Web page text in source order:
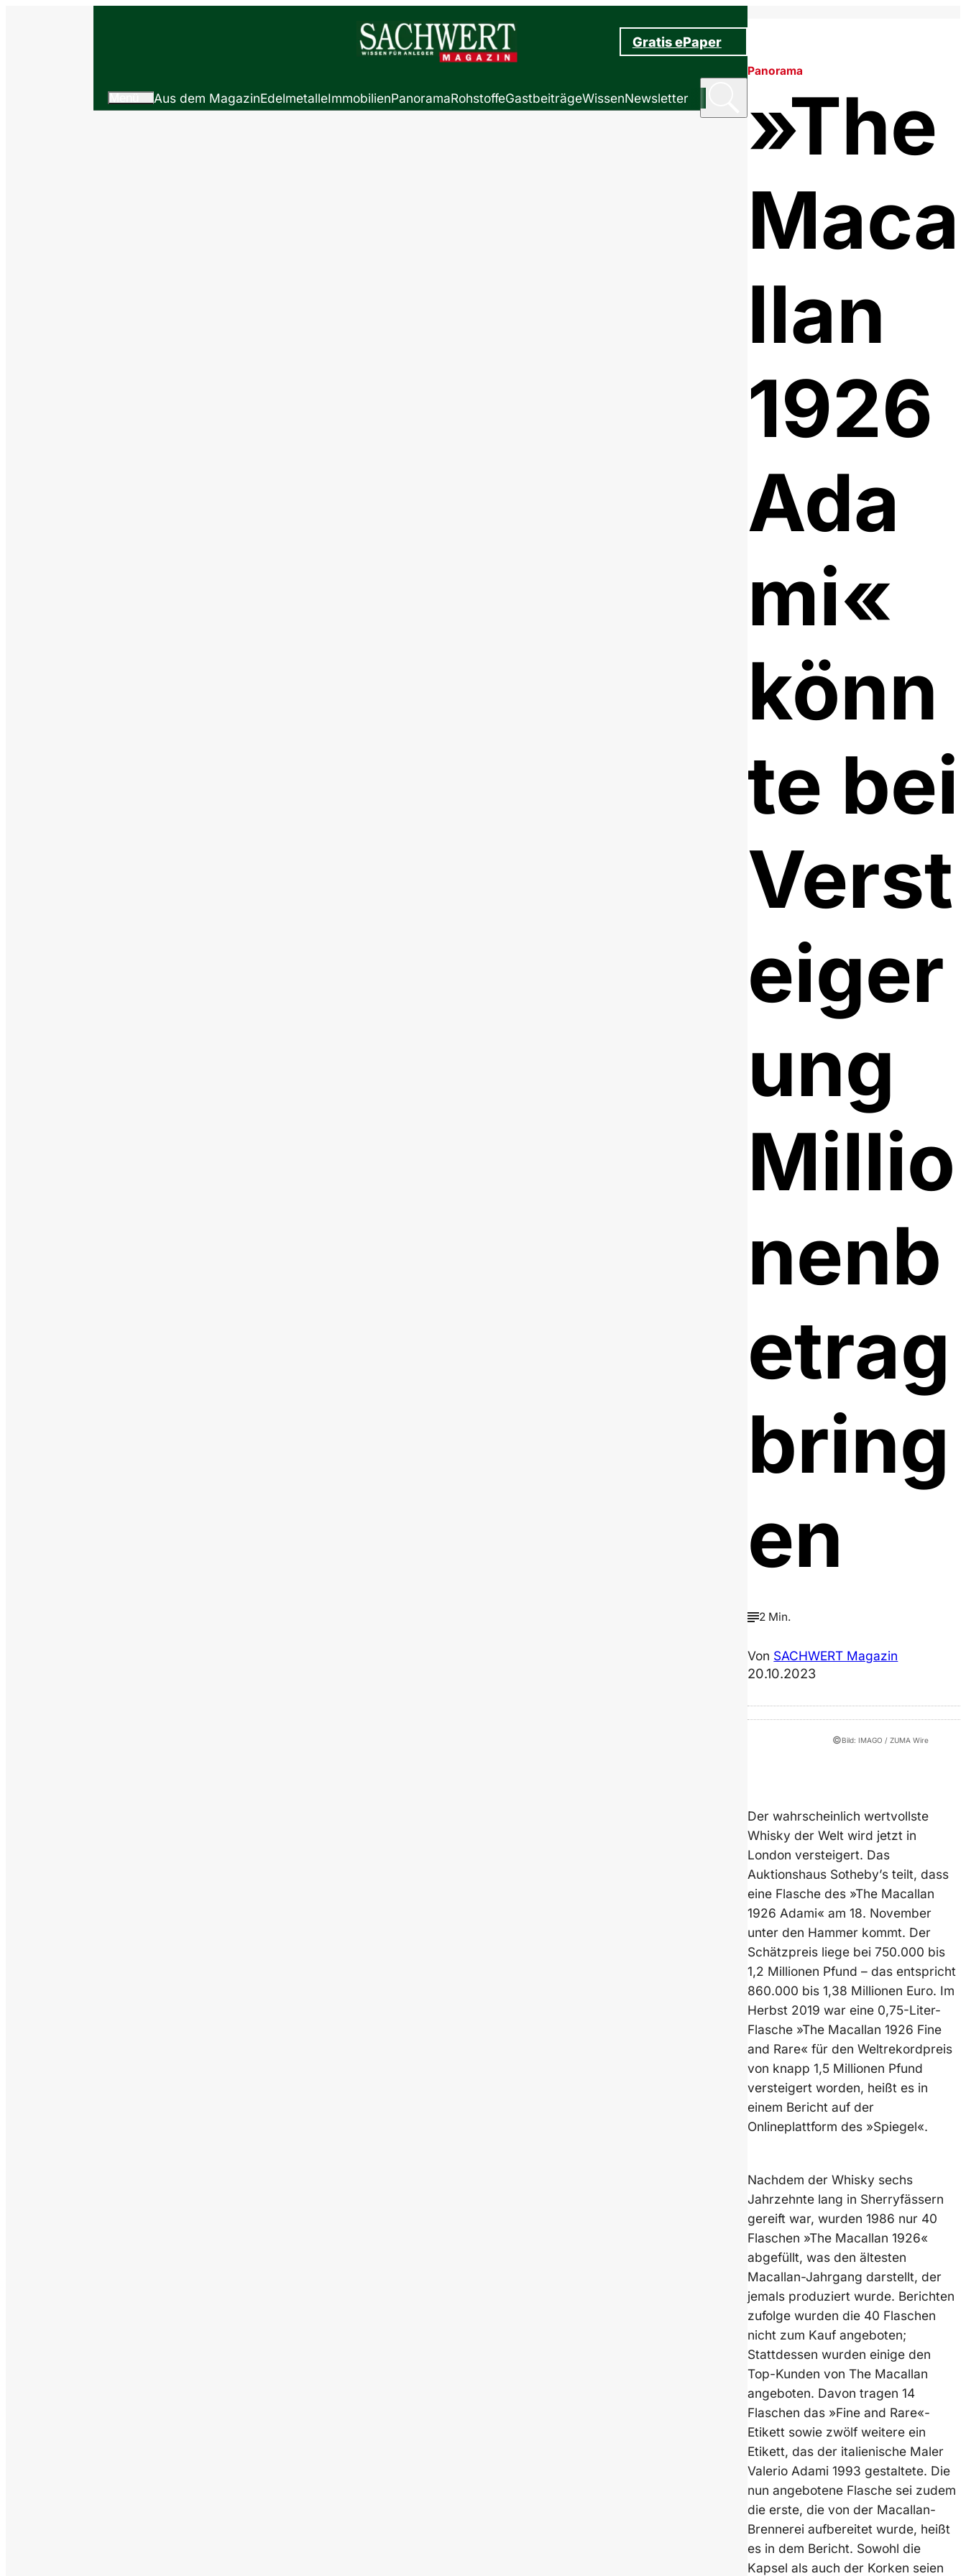
Gratis ePaper
Aus dem MagazinEdelmetalleImmobilienPanoramaRohstoffeGastbeiträgeWissenNewsletter
Panorama
»The
Maca
llan
1926
Ada
mi«
könn
te bei
Verst
eiger
ung
Millio
nenb
etrag
bring
en
2 Min.
Von SACHWERT Magazin
20.10.2023
©Bild: IMAGO / ZUMA Wire
Der wahrscheinlich wertvollste
Whisky der Welt wird jetzt in
London versteigert. Das
Auktionshaus Sotheby’s teilt, dass
eine Flasche des »The Macallan
1926 Adami« am 18. November
unter den Hammer kommt. Der
Schätzpreis liege bei 750.000 bis
1,2 Millionen Pfund – das entspricht
860.000 bis 1,38 Millionen Euro. Im
Herbst 2019 war eine 0,75-Liter-
Flasche »The Macallan 1926 Fine
and Rare« für den Weltrekordpreis
von knapp 1,5 Millionen Pfund
versteigert worden, heißt es in
einem Bericht auf der
Onlineplattform des »Spiegel«.
Nachdem der Whisky sechs
Jahrzehnte lang in Sherryfässern
gereift war, wurden 1986 nur 40
Flaschen »The Macallan 1926«
abgefüllt, was den ältesten
Macallan-Jahrgang darstellt, der
jemals produziert wurde. Berichten
zufolge wurden die 40 Flaschen
nicht zum Kauf angeboten;
Stattdessen wurden einige den
Top-Kunden von The Macallan
angeboten. Davon tragen 14
Flaschen das »Fine and Rare«-
Etikett sowie zwölf weitere ein
Etikett, das der italienische Maler
Valerio Adami 1993 gestaltete. Die
nun angebotene Flasche sei zudem
die erste, die von der Macallan-
Brennerei aufbereitet wurde, heißt
es in dem Bericht. Sowohl die
Kapsel als auch der Korken seien